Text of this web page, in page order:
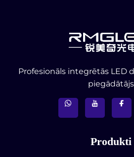
Profesionāls integrētās LED
piegādātājs
Produkti